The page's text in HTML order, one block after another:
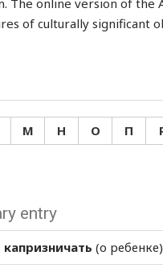
The online version of the
of culturally significant
М Н О П
entry
капризничать (о ребенке)